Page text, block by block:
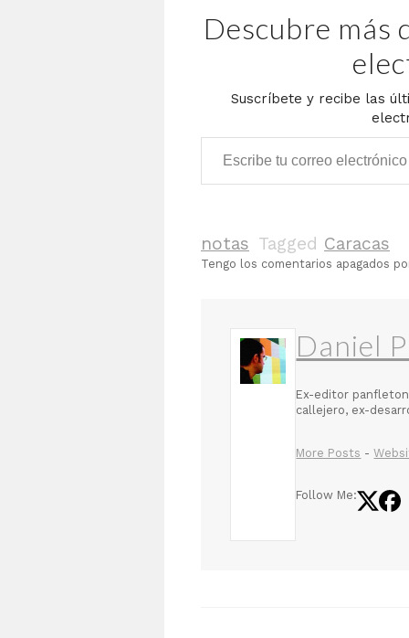
Descubre más
Suscríbete y recibe las
Escribe tu correo electrónico…
notas Tagged Caracas
Tengo los comentarios apagados
Daniel
Ex-editor
callejero, ex-
More Posts -
Follow Me: